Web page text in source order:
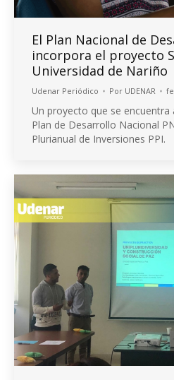
El Plan Nacional de
incorpora el proyecto
Universidad de Nariño
Udenar Periódico Por UDENAR
Un proyecto que se encuentra
Plan de Desarrollo Nacional
Plurianual de Inversiones PPI.